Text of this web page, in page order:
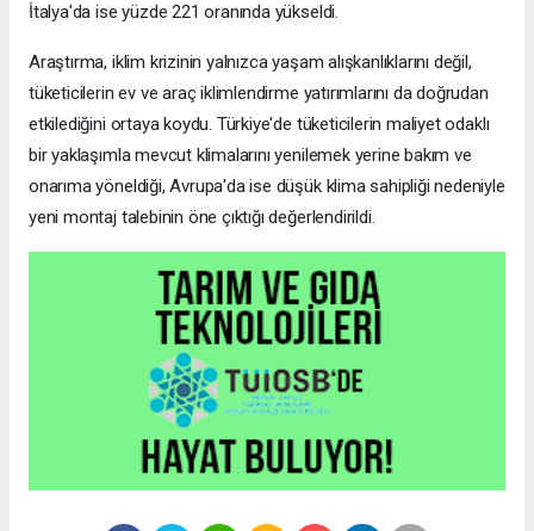
İtalya'da ise yüzde 221 oranında yükseldi.
Araştırma, iklim krizinin yalnızca yaşam alışkanlıklarını değil,
tüketicilerin ev ve araç iklimlendirme yatırımlarını da doğrudan
etkilediğini ortaya koydu. Türkiye'de tüketicilerin maliyet odaklı
bir yaklaşımla mevcut klimalarını yenilemek yerine bakım ve
onarıma yöneldiği, Avrupa'da ise düşük klima sahipliği nedeniyle
yeni montaj talebinin öne çıktığı değerlendirildi.